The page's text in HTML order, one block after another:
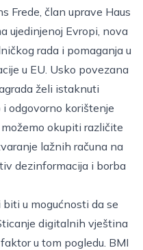
Frede, član uprave Haus
ujedinjenoj Evropi, nova
rada i pomaganja u
u EU. Usko povezana
želi istaknuti
odgovorno korištenje
okupiti različite
lažnih računa na
dezinformacija i borba
u mogućnosti da se
digitalnih vještina
u tom pogledu. BMI